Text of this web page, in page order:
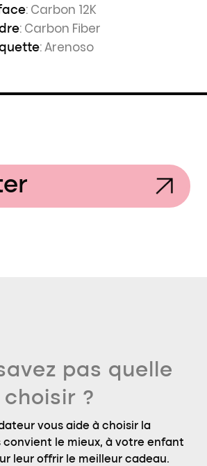
: Carbon 12K
: Carbon Fiber
: Arenoso
pas quelle
?
vous aide à choisir la
le mieux, à votre enfant
leur offrir le meilleur cadeau.